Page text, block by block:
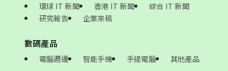
環球 IT 新聞 香港 IT 新聞
綜合 IT 新聞
研究報告
企業來稿
數碼產品
電腦週邊 智能手機 手提電腦 其他產品